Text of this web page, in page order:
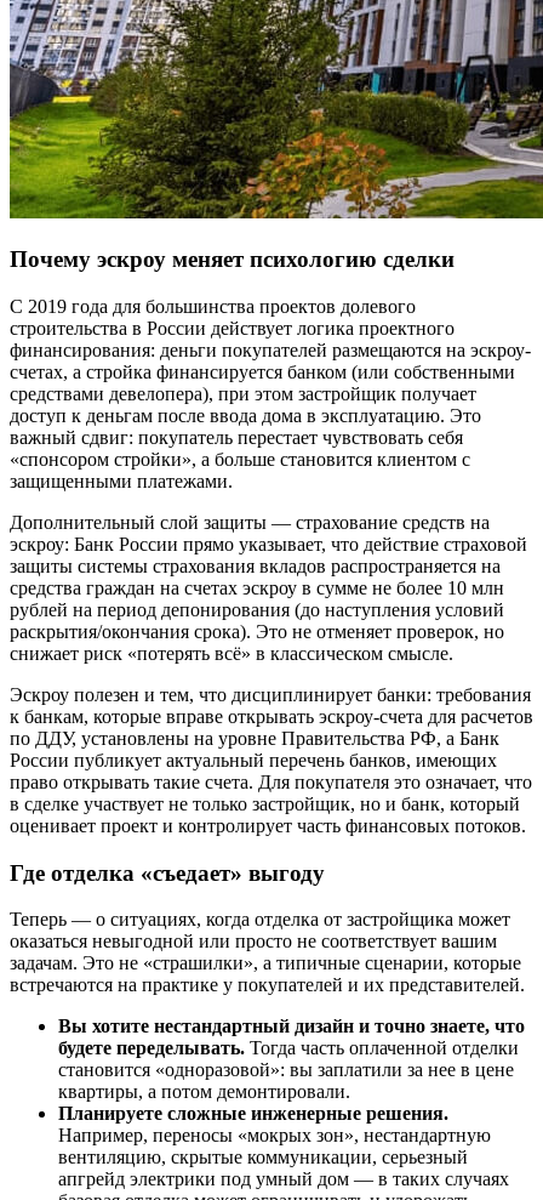
Почему эскроу меняет психологию сделки
С 2019 года для большинства проектов долевого
строительства в России действует логика проектного
финансирования: деньги покупателей размещаются на эскроу-
счетах, а стройка финансируется банком (или собственными
средствами девелопера), при этом застройщик получает
доступ к деньгам после ввода дома в эксплуатацию. Это
важный сдвиг: покупатель перестает чувствовать себя
«спонсором стройки», а больше становится клиентом с
защищенными платежами.
Дополнительный слой защиты — страхование средств на
эскроу: Банк России прямо указывает, что действие страховой
защиты системы страхования вкладов распространяется на
средства граждан на счетах эскроу в сумме не более 10 млн
рублей на период депонирования (до наступления условий
раскрытия/окончания срока). Это не отменяет проверок, но
снижает риск «потерять всё» в классическом смысле.
Эскроу полезен и тем, что дисциплинирует банки: требования
к банкам, которые вправе открывать эскроу-счета для расчетов
по ДДУ, установлены на уровне Правительства РФ, а Банк
России публикует актуальный перечень банков, имеющих
право открывать такие счета. Для покупателя это означает, что
в сделке участвует не только застройщик, но и банк, который
оценивает проект и контролирует часть финансовых потоков.
Где отделка «съедает» выгоду
Теперь — о ситуациях, когда отделка от застройщика может
оказаться невыгодной или просто не соответствует вашим
задачам. Это не «страшилки», а типичные сценарии, которые
встречаются на практике у покупателей и их представителей.
Вы хотите нестандартный дизайн и точно знаете, что
будете переделывать. Тогда часть оплаченной отделки
становится «одноразовой»: вы заплатили за нее в цене
квартиры, а потом демонтировали.
Планируете сложные инженерные решения.
Например, переносы «мокрых зон», нестандартную
вентиляцию, скрытые коммуникации, серьезный
апгрейд электрики под умный дом — в таких случаях